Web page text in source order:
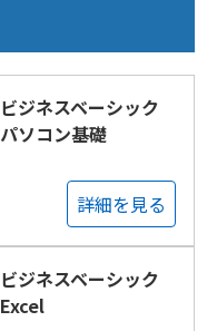
ビジネスベーシック
パソコン基礎
詳細を見る
ビジネスベーシック
Excel